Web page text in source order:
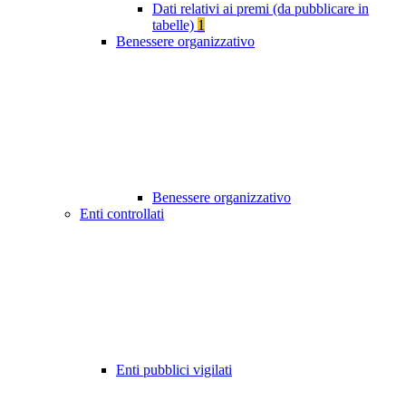
Dati relativi ai premi (da pubblicare in
tabelle) 1
Benessere organizzativo
Benessere organizzativo
Enti controllati
Enti pubblici vigilati